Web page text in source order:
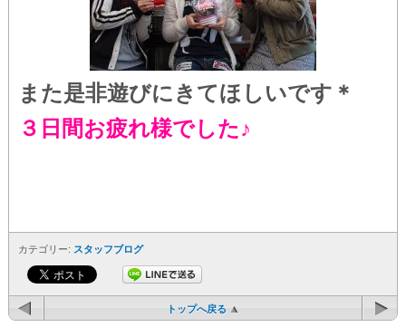
また是非遊びにきてほしいです＊
３日間お疲れ様でした♪
カテゴリー: スタッフブログ
トップへ戻る